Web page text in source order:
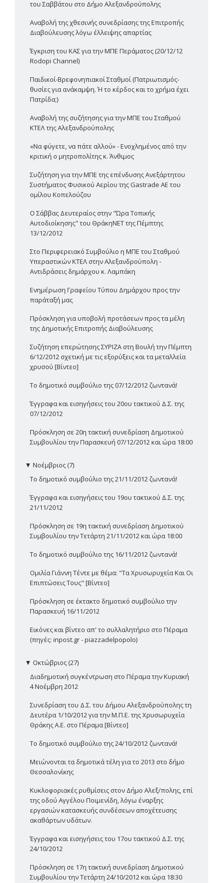
του Σαββάτου στο Δήμο Αλεξανδρούπολης
Αναβολή της χθεσινής συνεδρίασης της Επιτροπής
Διαβούλευσης λόγω έλλειψης απαρτίας
Έγκριση του ΚΑΣ για την ΜΠΕ Περάματος (20/12/12
Rodopi Channel)
Παιδικοί-Βρεφονηπιακοί Σταθμοί (Πατριωτισμός-
θυσίες για ανάκαμψη. Ή το κέρδος και το χρήμα έχει
Πατρίδα;)
Αναβολή της συζήτησης για την ΜΠΕ του Σταθμού
ΚΤΕΛ της Αλεξανδρούπολης
«Να φύγετε, να πάτε αλλού» - Ενοχλημένος από την
κριτική ο μητροπολίτης κ. Άνθιμος
Συζήτηση για την ΜΠΕ της επένδυσης Ανεξάρτητου
Συστήματος Φυσικού Αερίου της Gastrade ΑΕ του
ομίλου Κοπελούζου
Ο Σάββας Δευτεραίος στην "Ώρα Τοπικής
Αυτοδιοίκησης" του ΘράκηΝΕΤ της Πέμπτης
13/12/2012
Στο Περιφερειακό Συμβούλιο η ΜΠΕ του Σταθμού
Υπεραστικών ΚΤΕΛ στην Αλεξανδρούπολη -
Αντιδράσεις δημάρχου κ. Λαμπάκη
Ενημέρωση Γραφείου Τύπου Δημάρχου προς την
παράταξή μας
Πρόσκληση για υποβολή προτάσεων προς τα μέλη
της Δημοτικής Επιτροπής Διαβούλευσης
Συζήτηση επερώτησης ΣΥΡΙΖΑ στη Βουλή την Πέμπτη
6/12/2012 σχετική με τις εξορύξεις και τα μεταλλεία
χρυσού [Βίντεο]
Το δημοτικό συμβούλιο της 07/12/2012 ζωντανά!
Έγγραφα και εισηγήσεις του 20ου τακτικού Δ.Σ. της
07/12/2012
Πρόσκληση σε 20η τακτική συνεδρίαση Δημοτικού
Συμβουλίου την Παρασκευή 07/12/2012 και ώρα 18:00
▼ Νοέμβριος (7)
Το δημοτικό συμβούλιο της 21/11/2012 ζωντανά!
Έγγραφα και εισηγήσεις του 19ου τακτικού Δ.Σ. της
21/11/2012
Πρόσκληση σε 19η τακτική συνεδρίαση Δημοτικού
Συμβουλίου την Τετάρτη 21/11/2012 και ώρα 18:00
Το δημοτικό συμβούλιο της 16/11/2012 ζωντανά!
Ομιλία Γιάννη Τέντε με θέμα: "Τα Χρυσωρυχεία Και Οι
Επιπτώσεις Τους" [Βίντεο]
Πρόσκληση σε έκτακτο δημοτικό συμβούλιο την
Παρασκευή 16/11/2012
Εικόνες και βίντεο απ' το συλλαλητήριο στο Πέραμα
(πηγές: inpost.gr - piazzadelpopolo)
▼ Οκτώβριος (27)
Διαδημοτική συγκέντρωση στο Πέραμα την Κυριακή
4 Νοέμβρη 2012
Συνεδρίαση του Δ.Σ. του Δήμου Αλεξανδρούπολης τη
Δευτέρα 1/10/2012 για την Μ.Π.Ε. της Χρυσωρυχεία
Θράκης Α.Ε. στο Πέραμα [Βίντεο]
Το δημοτικό συμβούλιο της 24/10/2012 ζωντανά!
Μειώνονται τα δημοτικά τέλη για το 2013 στο δήμο
Θεσσαλονίκης
Κυκλοφοριακές ρυθμίσεις στον Δήμο Αλεξ/πολης, επί
της οδού Αγγέλου Ποιμενίδη, λόγω έναρξης
εργασιών κατασκευής συνδέσεων αποχέτευσης
ακαθάρτων υδάτων.
Έγγραφα και εισηγήσεις του 17ου τακτικού Δ.Σ. της
24/10/2012
Πρόσκληση σε 17η τακτική συνεδρίαση Δημοτικού
Συμβουλίου την Τετάρτη 24/10/2012 και ώρα 18:30